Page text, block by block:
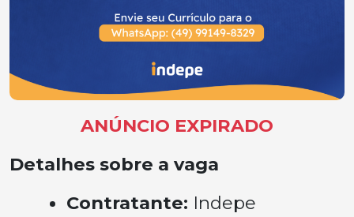
ANÚNCIO EXPIRADO
Detalhes sobre a vaga
Contratante: Indepe